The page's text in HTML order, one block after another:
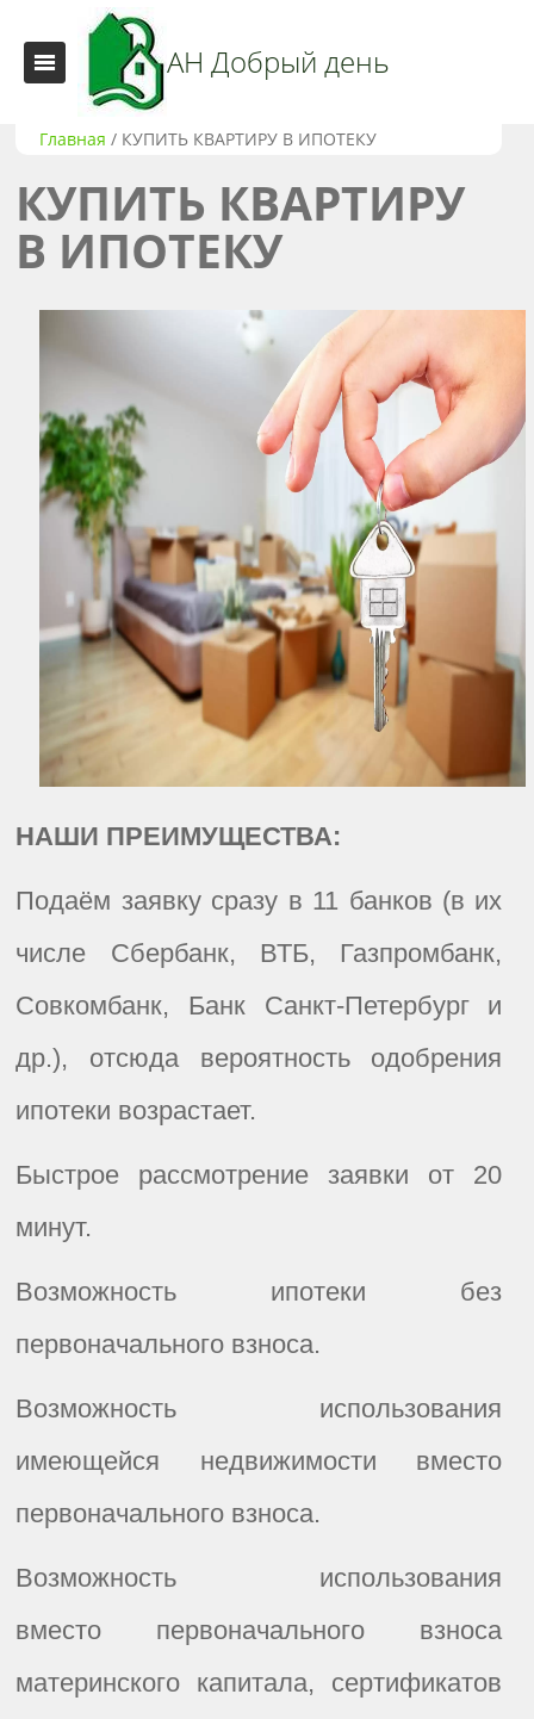
АН Добрый день
Главная / КУПИТЬ КВАРТИРУ В ИПОТЕКУ
КУПИТЬ КВАРТИРУ
В ИПОТЕКУ
НАШИ ПРЕИМУЩЕСТВА:
Подаём заявку сразу в 11 банков (в их
числе Сбербанк, ВТБ, Газпромбанк,
Совкомбанк, Банк Санкт-Петербург и
др.), отсюда вероятность одобрения
ипотеки возрастает.
Быстрое рассмотрение заявки от 20
минут.
Возможность ипотеки без
первоначального взноса.
Возможность использования
имеющейся недвижимости вместо
первоначального взноса.
Возможность использования
вместо первоначального взноса
материнского капитала, сертификатов